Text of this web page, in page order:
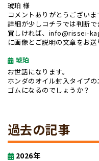
琥珀 様
コメントありがとうございま
詳細が少しコチラでは判断
宜しければ、info@rissei-
に画像とご説明の文章をお送
琥珀
お世話になります。
ホンダのオイル封入タイプ
ゴムになるのでしょうか？
過去の記事
2026年